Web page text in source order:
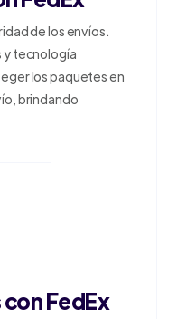
de los envíos.
y tecnología
los paquetes en
brindando
FedEx